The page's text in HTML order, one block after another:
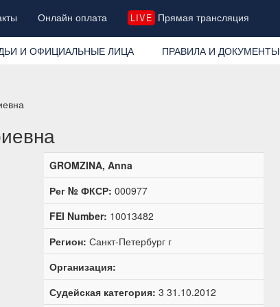
Онлайн оплата LIVE Прямая трансляция
И ОФИЦИАЛЬНЫЕ ЛИЦА ПРАВИЛА И ДОКУМЕНТЫ
GROMZINA, Anna
Рег № ФКСР: 000977
FEI Number: 10013482
Регион: Санкт-Петербург г
Организация:
Судейская категория: 3 31.10.2012